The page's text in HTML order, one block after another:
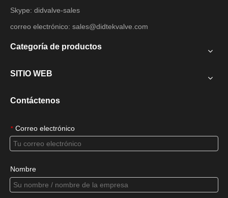
Skype: didvalve-sales
correo electrónico: sales@didtekvalve.com
Categoría de productos
SITIO WEB
Contáctenos
* Correo electrónico
Nombre